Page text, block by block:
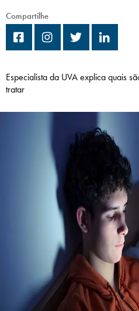
Campi/Unidades
Atendimento (21) 2574 8888
Conclua sua Matrícula
ÁREA DO ALUNO
Compartilhe
Especialista da UVA explica quais
tratar